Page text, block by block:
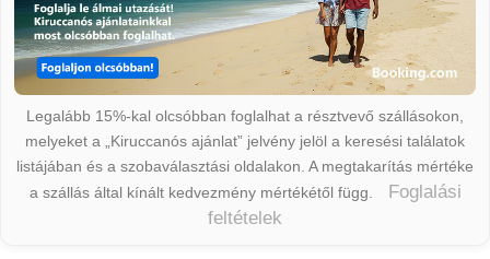
Legalább 15%-kal olcsóbban foglalhat a résztvevő szállásokon,
melyeket a „Kiruccanós ajánlat” jelvény jelöl a keresési találatok
listájában és a szobaválasztási oldalakon. A megtakarítás mértéke
a szállás által kínált kedvezmény mértékétől függ.
Foglalási
feltételek